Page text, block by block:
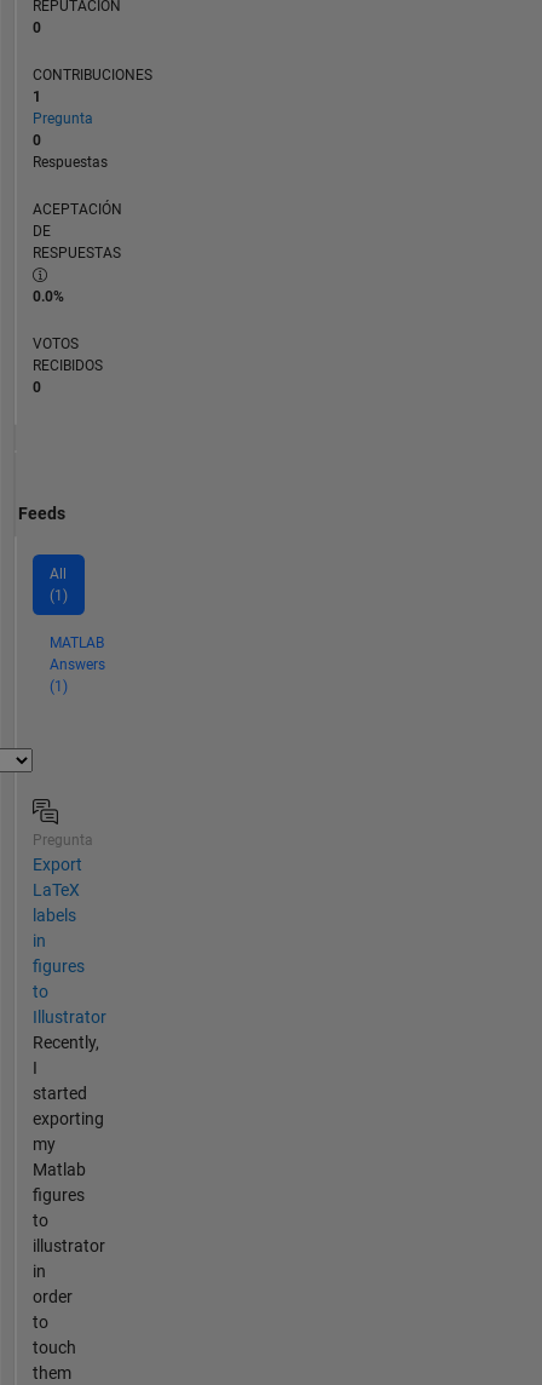
REPUTACIÓN
0
CONTRIBUCIONES
1
Pregunta
0
Respuestas
ACEPTACIÓN
DE
RESPUESTAS
0.0%
VOTOS
RECIBIDOS
0
Feeds
All
(1)
MATLAB
Answers
(1)
Pregunta
Export
LaTeX
labels
in
figures
to
Illustrator
Recently,
I
started
exporting
my
Matlab
figures
to
illustrator
in
order
to
touch
them